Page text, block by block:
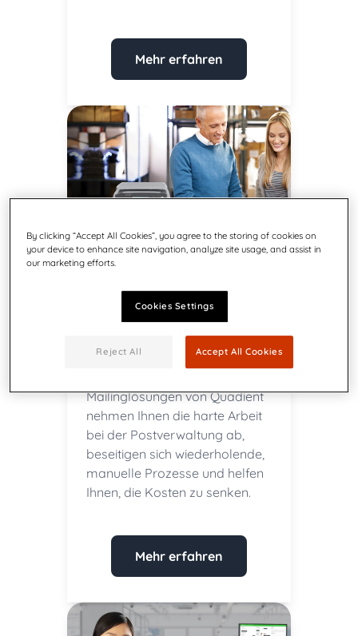
Mehr erfahren
Postsendungen wiegen,
versiegeln und
frankieren
Mailinglösungen von Quadient
nehmen Ihnen die harte Arbeit
bei der Postverwaltung ab,
beseitigen sich wiederholende,
manuelle Prozesse und helfen
Ihnen, die Kosten zu senken.
Mehr erfahren
By clicking “Accept All Cookies”, you agree to the storing of cookies on
your device to enhance site navigation, analyze site usage, and assist in
our marketing efforts.
Cookies Settings
Reject All Accept All Cookies